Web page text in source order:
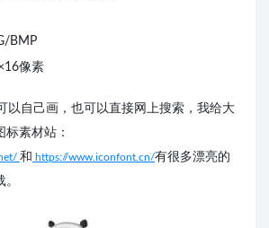
BMP
像素
以自己画，也可以直接网上搜索，我给大
素材站：
和 https://www.iconfont.cn/有很多漂亮的